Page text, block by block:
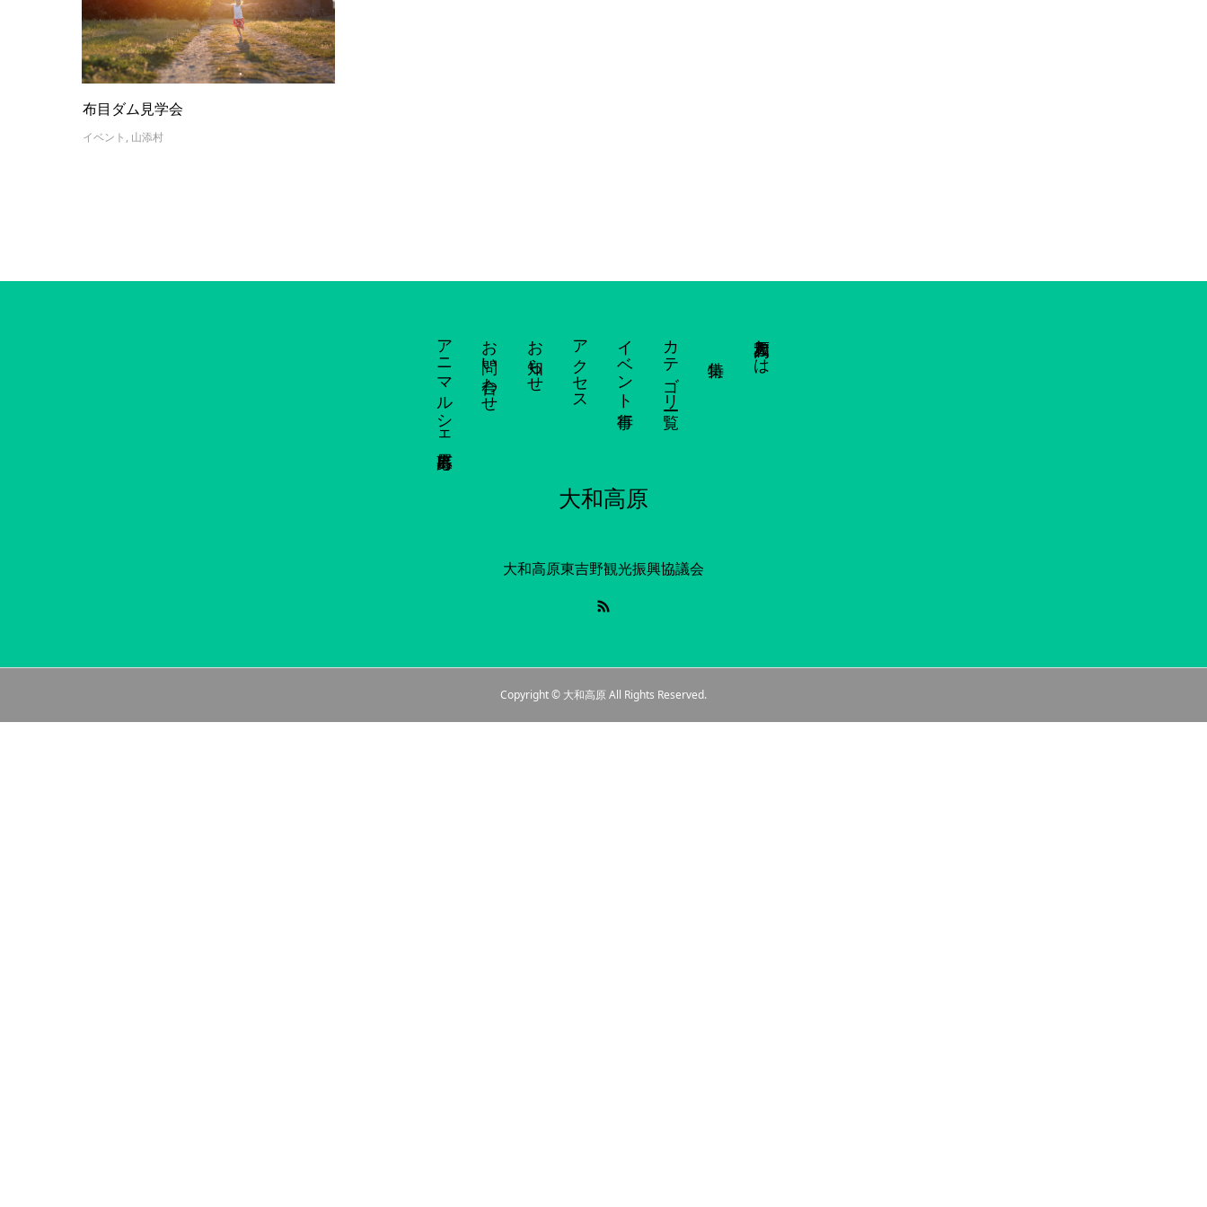
布目ダム見学会
イベント , 山添村
大和高原とは
カテゴリー一覧
イベント行事
アクセス
お知らせ
お問い合わせ
アニマルシェ出展応募
大和高原
大和高原東吉野観光振興協議会
Copyright © 大和高原 All Rights Reserved.